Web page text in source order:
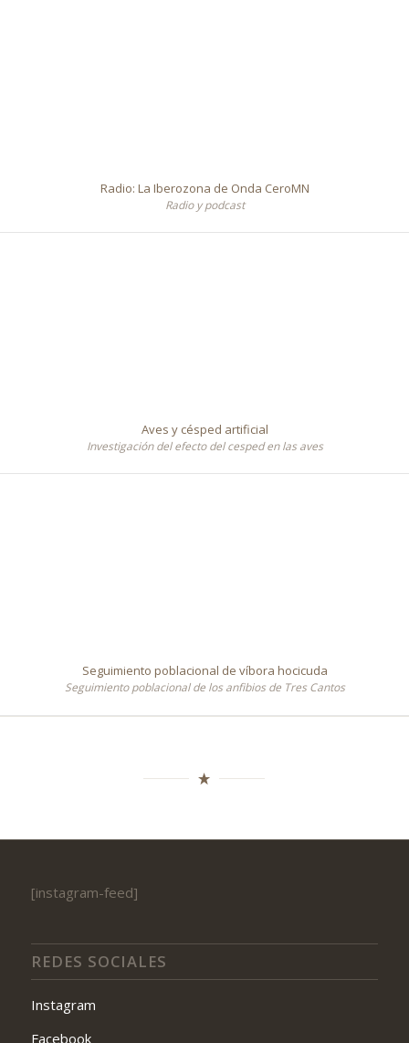
Radio: La Iberozona de Onda CeroMN
Radio y podcast
Aves y césped artificial
Investigación del efecto del cesped en las aves
Seguimiento poblacional de víbora hocicuda
Seguimiento poblacional de los anfibios de Tres Cantos
[instagram-feed]
REDES SOCIALES
Instagram
Facebook